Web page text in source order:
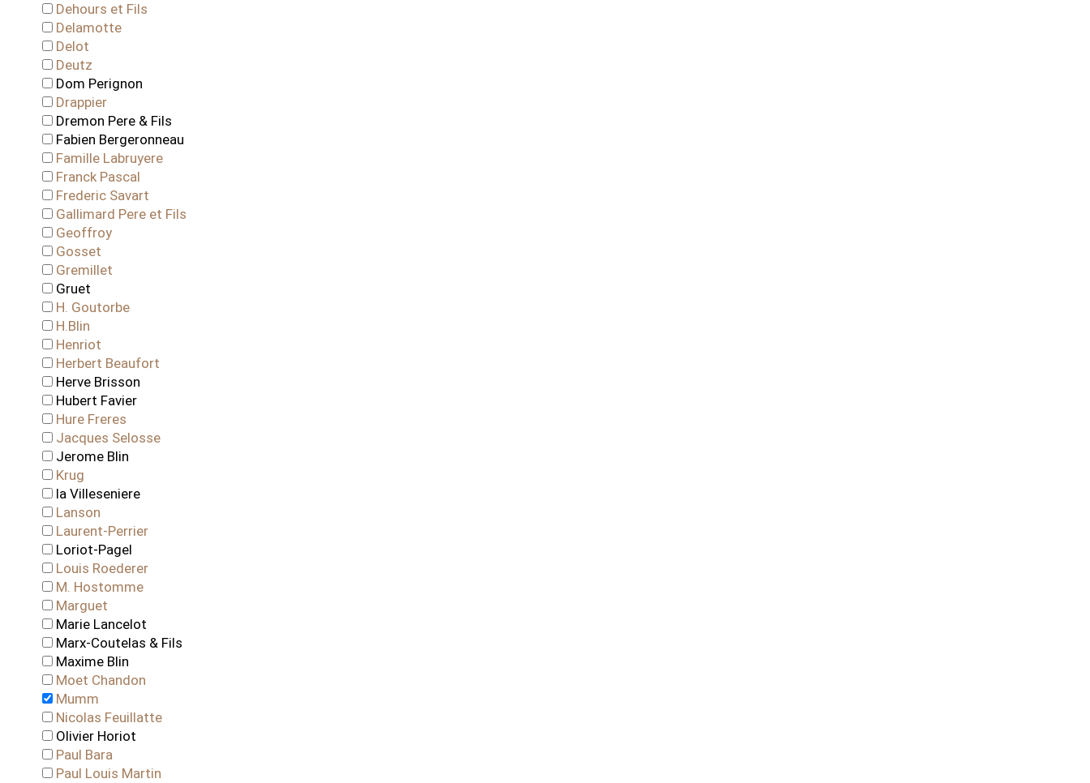
Dehours et Fils
Delamotte
Delot
Deutz
Dom Perignon
Drappier
Dremon Pere & Fils
Fabien Bergeronneau
Famille Labruyere
Franck Pascal
Frederic Savart
Gallimard Pere et Fils
Geoffroy
Gosset
Gremillet
Gruet
H. Goutorbe
H.Blin
Henriot
Herbert Beaufort
Herve Brisson
Hubert Favier
Hure Freres
Jacques Selosse
Jerome Blin
Krug
la Villeseniere
Lanson
Laurent-Perrier
Loriot-Pagel
Louis Roederer
M. Hostomme
Marguet
Marie Lancelot
Marx-Coutelas & Fils
Maxime Blin
Moet Chandon
Mumm
Nicolas Feuillatte
Olivier Horiot
Paul Bara
Paul Louis Martin